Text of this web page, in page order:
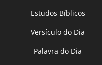
Estudos Bíblicos
Versículo do Dia
Palavra do Dia